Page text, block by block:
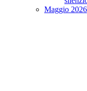
Maggio 2026